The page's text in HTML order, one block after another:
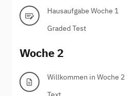
Hausaufgabe Woche 1
Graded Test
Woche 2
Willkommen in Woche 2